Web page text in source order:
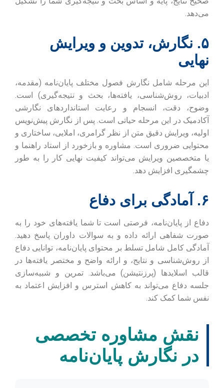
می‌دهد.
۵. نگارش، تدوین و ویرایش
نهایی
این مرحله شامل نگارش فصول مختلف پایان‌نامه (مقدمه،
ادبیات، روش‌شناسی، یافته‌ها، بحث و نتیجه‌گیری) است.
وضوح، دقت، انسجام و رعایت استانداردهای نگارشی
آکادمیک در این مرحله حیاتی است. پس از نگارش پیش‌نویس
اولیه، ویرایش دقیق متن از نظر گرامری، املایی، ساختاری و
محتوایی ضروری است. مشاوره و بازخورد از استاد راهنما و
یا متخصصین ویرایش می‌تواند کیفیت نهایی کار را به طور
چشمگیری افزایش دهد.
۶. آمادگی برای دفاع
دفاع از پایان‌نامه، فرصتی است تا شما یافته‌های خود را به
صورت شفاهی ارائه داده و به سوالات داوران پاسخ دهید.
آمادگی کامل شامل تسلط بر محتوای پایان‌نامه، توانایی دفاع
از روش‌شناسی و نتایج، و ارائه واضح و مختصر یافته‌ها در
قالب اسلایدها (پرزنتیشن) می‌باشد. تمرین و شبیه‌سازی
جلسه دفاع می‌تواند به کاهش استرس و افزایش اعتماد به
نفس شما کمک کند.
نقش مشاوره تخصصی
در نگارش پایان‌نامه